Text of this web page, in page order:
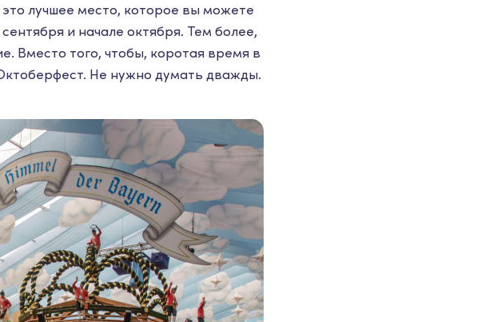
лучшее место, которое вы можете
и начале октября. Тем более,
Вместо того, чтобы, коротая время в
Не нужно думать дважды.